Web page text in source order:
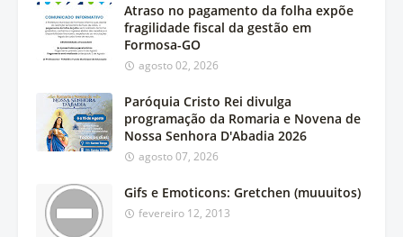
Atraso no pagamento da folha expõe
fragilidade fiscal da gestão em
Formosa-GO
agosto 02, 2026
Paróquia Cristo Rei divulga
programação da Romaria e Novena de
Nossa Senhora D'Abadia 2026
agosto 07, 2026
Gifs e Emoticons: Gretchen (muuuitos)
fevereiro 12, 2013